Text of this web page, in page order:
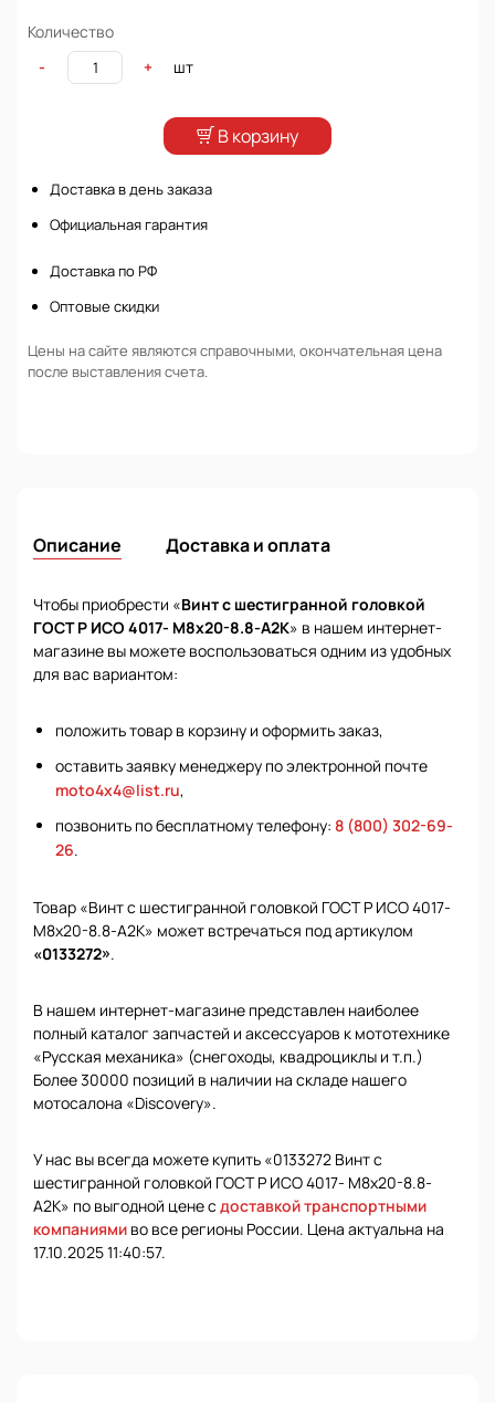
Количество
-
+ шт
В корзину
Доставка в день заказа
Официальная гарантия
Доставка по РФ
Оптовые скидки
Цены на сайте являются справочными, окончательная цена
после выставления счета.
Описание Доставка и оплата
Чтобы приобрести «Винт с шестигранной головкой
ГОСТ Р ИСО 4017- М8х20-8.8-А2К» в нашем интернет-
магазине вы можете воспользоваться одним из удобных
для вас вариантом:
положить товар в корзину и оформить заказ,
оставить заявку менеджеру по электронной почте
moto4x4@list.ru,
позвонить по бесплатному телефону: 8 (800) 302-69-
26.
Товар «Винт с шестигранной головкой ГОСТ Р ИСО 4017-
М8х20-8.8-А2К» может встречаться под артикулом
«0133272».
В нашем интернет-магазине представлен наиболее
полный каталог запчастей и аксессуаров к мототехнике
«Русская механика» (снегоходы, квадроциклы и т.п.)
Более 30000 позиций в наличии на складе нашего
мотосалона «Discovery».
У нас вы всегда можете купить «0133272 Винт с
шестигранной головкой ГОСТ Р ИСО 4017- М8х20-8.8-
А2К» по выгодной цене с доставкой транспортными
компаниями во все регионы России. Цена актуальна на
17.10.2025 11:40:57.